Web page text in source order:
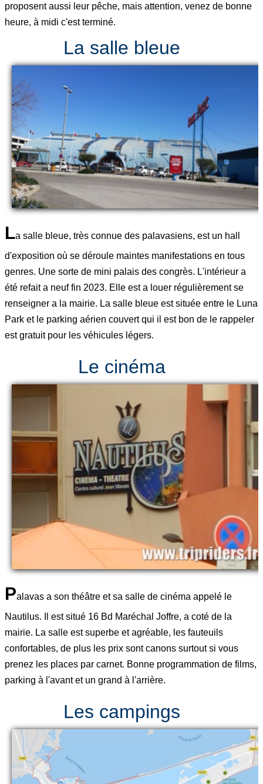
proposent aussi leur pêche, mais attention, venez de bonne
heure, à midi c'est terminé.
La salle bleue
La salle bleue, très connue des palavasiens, est un hall
d'exposition où se déroule maintes manifestations en tous
genres. Une sorte de mini palais des congrès. L'intérieur a
été refait a neuf fin 2023. Elle est a louer régulièrement se
renseigner a la mairie. La salle bleue est située entre le Luna
Park et le parking aérien couvert qui il est bon de le rappeler
est gratuit pour les véhicules légers.
Le cinéma
Palavas a son théâtre et sa salle de cinéma appelé le
Nautilus. Il est situé 16 Bd Maréchal Joffre, a coté de la
mairie. La salle est superbe et agréable, les fauteuils
confortables, de plus les prix sont canons surtout si vous
prenez les places par carnet. Bonne programmation de films,
parking à l'avant et un grand à l'arrière.
Les campings